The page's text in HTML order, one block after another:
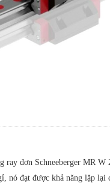
đơn Schneeberger MR W
nó đạt được khả năng lặp